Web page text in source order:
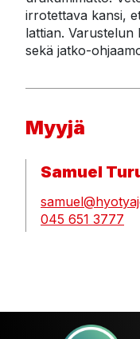
irrotettava kansi,
lattian. Varustelun
sekä jatko-
Myyjä
Samuel
045 651 3777